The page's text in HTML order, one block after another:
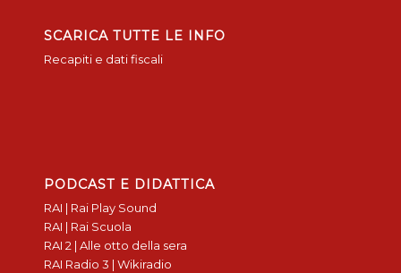
SCARICA TUTTE LE INFO
Recapiti e dati fiscali
PODCAST E DIDATTICA
RAI | Rai Play Sound
RAI | Rai Scuola
RAI 2 | Alle otto della sera
RAI Radio 3 | Wikiradio